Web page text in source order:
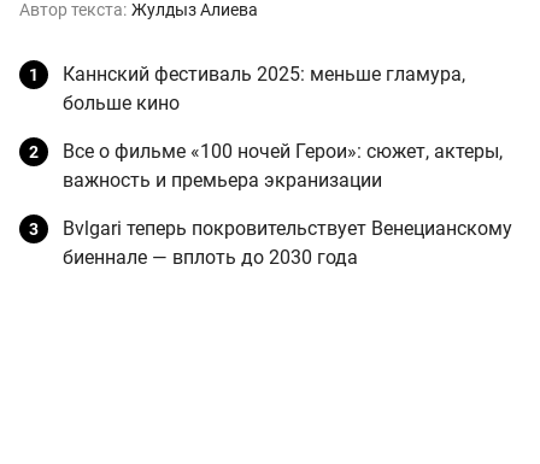
Автор текста: Жулдыз Алиева
Каннский фестиваль 2025: меньше гламура,
больше кино
Все о фильме «100 ночей Герои»: сюжет, актеры,
важность и премьера экранизации
Bvlgari теперь покровительствует Венецианскому
биеннале — вплоть до 2030 года